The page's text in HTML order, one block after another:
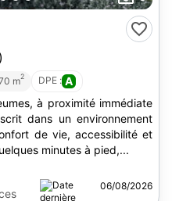
m2 DPE : A
à proximité immédiate
dans un environnement
de vie, accessibilité et
minutes à pied,...
06/08/2026